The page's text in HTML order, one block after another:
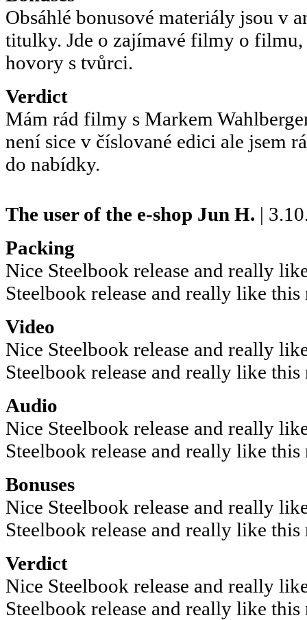
Obsáhlé bonusové materiály jsou v
titulky. Jde o zajímavé filmy o filmu,
hovory s tvůrci.
Verdict
Mám rád filmy s Markem
není sice v číslované edici ale jsem
do nabídky.
The user of the e-shop Jun H. |
Packing
Nice Steelbook release and really
Steelbook release and really like
Video
Nice Steelbook release and really
Steelbook release and really like
Audio
Nice Steelbook release and really
Steelbook release and really like
Bonuses
Nice Steelbook release and really
Steelbook release and really like
Verdict
Nice Steelbook release and really
Steelbook release and really like